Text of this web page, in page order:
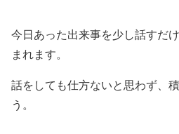
今日あった出来事を少し話すだ
まれます。
話をしても仕方ないと思わず、
う。